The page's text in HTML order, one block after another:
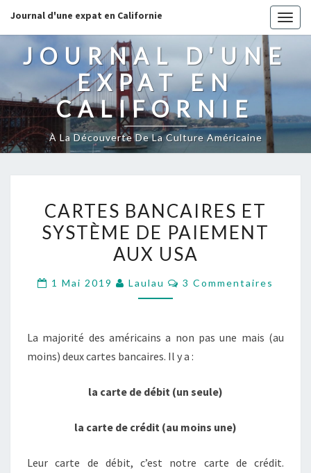
Journal d'une expat en Californie
JOURNAL D'UNE
EXPAT EN
CALIFORNIE
À La Découverte De La Culture Américaine
BANCAIRES
ET
SYSTÈME
PAIEMENT
CARTES BANCAIRES ET
SYSTÈME DE PAIEMENT
AUX USA
1 Mai 2019 Laulau Commentaires
3 Commentaires
La majorité des américains a non pas une mais (au
moins) deux cartes bancaires. Il y a :
la carte de débit (un seule)
la carte de crédit (au moins une)
Leur carte de débit, c’est notre carte de crédit.